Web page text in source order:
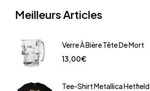
Meilleurs Articles
Verre À Bière Tête De Mort
13,00€
Tee-Shirt Metallica Hetfield